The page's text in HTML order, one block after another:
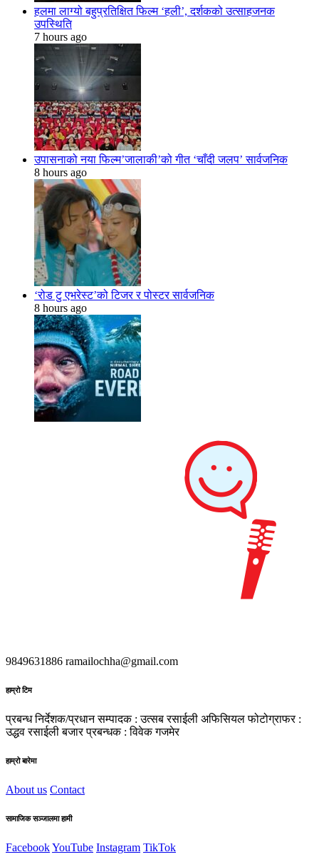
हलमा लाग्यो बहुप्रतिक्षित फिल्म ‘हली’, दर्शकको उत्साहजनक
उपस्थिति
7 hours ago
उपासनाको नया फिल्म’जालाकी’को गीत ‘चाँदी जलप’ सार्वजनिक
8 hours ago
‘रोड टु एभरेस्ट’को टिजर र पोस्टर सार्वजनिक
8 hours ago
9849631886 ramailochha@gmail.com
हाम्रो टिम
प्रबन्ध निर्देशक/प्रधान सम्पादक : उत्सब रसाईली अफिसियल फोटोग्राफर :
उद्धव रसाईली बजार प्रबन्धक : विवेक गजमेर
हाम्रो बारेमा
About us Contact
सामाजिक सञ्जालमा हामी
FacebookYouTube Instagram TikTok